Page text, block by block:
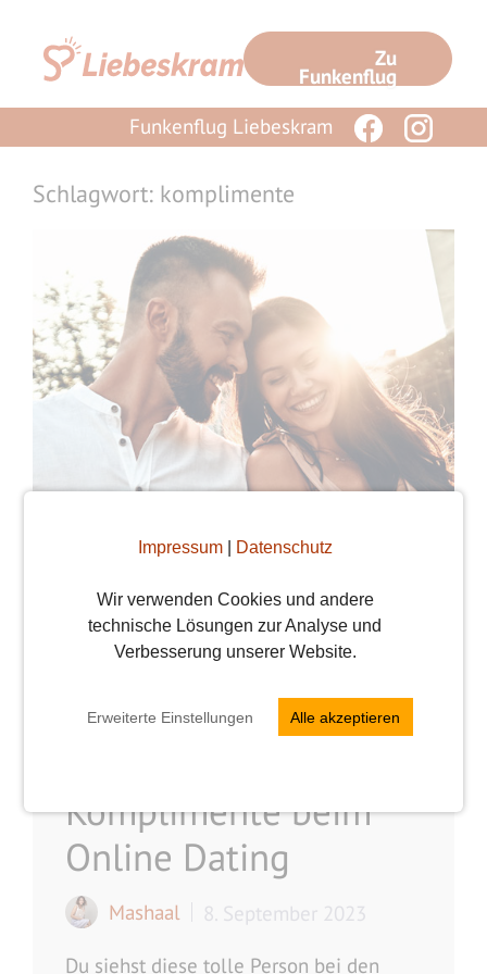
Impressum| Datenschutz
Wir verwenden Cookies und andere
technische Lösungen zur Analyse und
Verbesserung unserer Website.
Erweiterte Einstellungen Alle akzeptieren
Inhalt
springen
Zu
Funkenflug
Funkenflug Liebeskram
Schlagwort: komplimente
Schluss mit Single –
Komplimente beim
Online Dating
Mashaal
8. September 2023
Du siehst diese tolle Person bei den